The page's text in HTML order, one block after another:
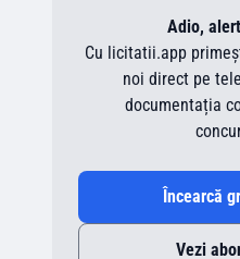
Adio,
Cu licitatii.app
noi direct pe
documentația
Încearcă
Vezi